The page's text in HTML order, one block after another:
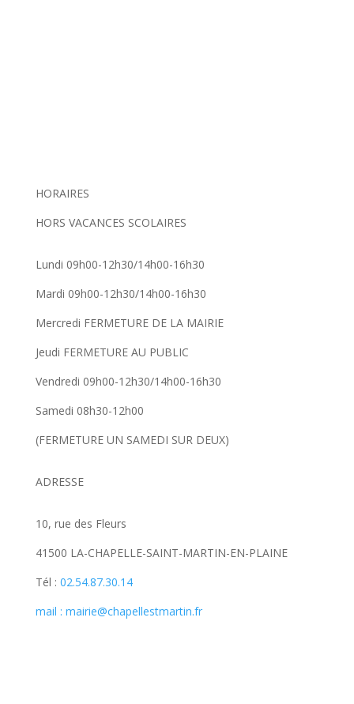
HORAIRES
HORS VACANCES SCOLAIRES
Lundi 09h00-12h30/14h00-16h30
Mardi 09h00-12h30/14h00-16h30
Mercredi FERMETURE DE LA MAIRIE
Jeudi FERMETURE AU PUBLIC
Vendredi 09h00-12h30/14h00-16h30
Samedi 08h30-12h00
(FERMETURE UN SAMEDI SUR DEUX)
ADRESSE
10, rue des Fleurs
41500 LA-CHAPELLE-SAINT-MARTIN-EN-PLAINE
Tél : 02.54.87.30.14
mail : mairie@chapellestmartin.fr